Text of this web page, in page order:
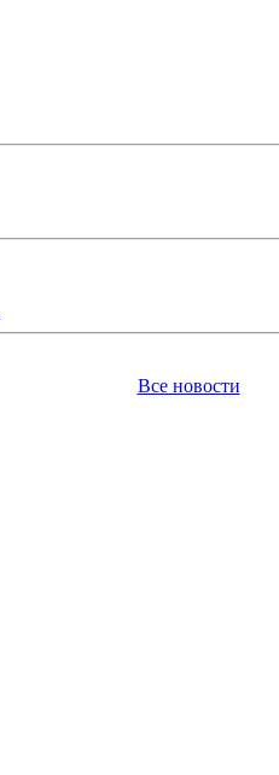
Все новости